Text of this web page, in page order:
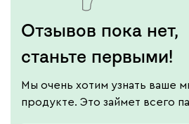
Отзывов пока нет,
станьте первыми!
Мы очень хотим узнать ваше
продукте. Это займет всего